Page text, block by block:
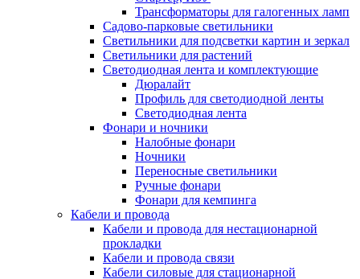
Трансформаторы для галогенных ламп
Садово-парковые светильники
Светильники для подсветки картин и зеркал
Светильники для растений
Светодиодная лента и комплектующие
Дюралайт
Профиль для светодиодной ленты
Светодиодная лента
Фонари и ночники
Налобные фонари
Ночники
Переносные светильники
Ручные фонари
Фонари для кемпинга
Кабели и провода
Кабели и провода для нестационарной
прокладки
Кабели и провода связи
Кабели силовые для стационарной